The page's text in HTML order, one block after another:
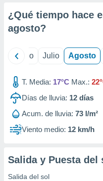
¿Qué tiempo hace
agosto?
Junio Julio Agosto
T. Media: 17°C Max.:
Días de lluvia: 12 días
Acum. de lluvia: 73 l/m²
Viento medio: 12 km/h
Salida y Puesta del
Salida del sol